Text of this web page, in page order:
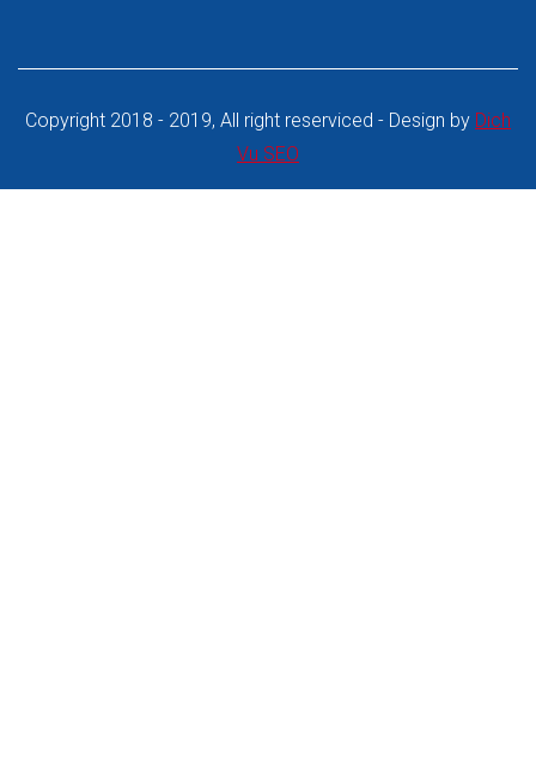
Copyright 2018 - 2019, All right reserviced - Design by Dich
Vu SEO